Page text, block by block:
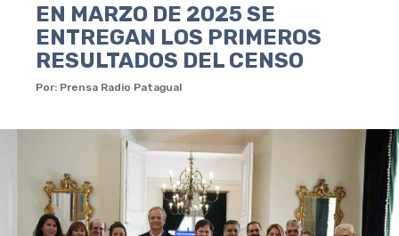
EN MARZO DE 2025 SE
ENTREGAN LOS PRIMEROS
RESULTADOS DEL CENSO
Por: Prensa Radio Patagual